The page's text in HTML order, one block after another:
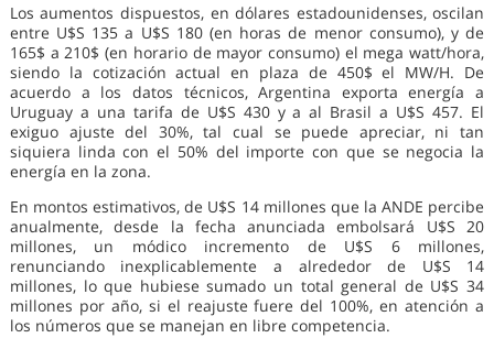
Los aumentos dispuestos, en dólares estadounidenses, oscilan
entre U$S 135 a U$S 180 (en horas de menor consumo), y de
165$ a 210$ (en horario de mayor consumo) el mega watt/hora,
siendo la cotización actual en plaza de 450$ el MW/H. De
acuerdo a los datos técnicos, Argentina exporta energía a
Uruguay a una tarifa de U$S 430 y a al Brasil a U$S 457. El
exiguo ajuste del 30%, tal cual se puede apreciar, ni tan
siquiera linda con el 50% del importe con que se negocia la
energía en la zona.
En montos estimativos, de U$S 14 millones que la ANDE percibe
anualmente, desde la fecha anunciada embolsará U$S 20
millones, un módico incremento de U$S 6 millones,
renunciando inexplicablemente a alrededor de U$S 14
millones, lo que hubiese sumado un total general de U$S 34
millones por año, si el reajuste fuere del 100%, en atención a
los números que se manejan en libre competencia.